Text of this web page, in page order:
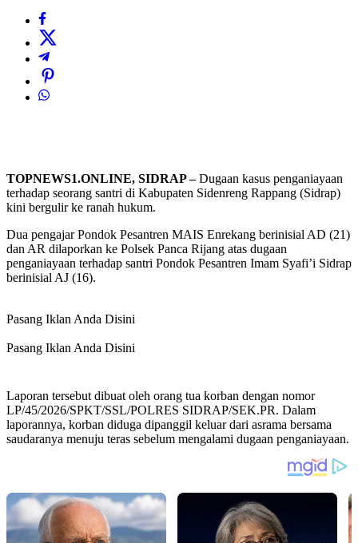
TOPNEWS1.ONLINE, SIDRAP –Dugaan kasus penganiayaan
terhadap seorang santri di Kabupaten Sidenreng Rappang (Sidrap)
kini bergulir ke ranah hukum.
Dua pengajar Pondok Pesantren MAIS Enrekang berinisial AD (21)
dan AR dilaporkan ke Polsek Panca Rijang atas dugaan
penganiayaan terhadap santri Pondok Pesantren Imam Syafi’i Sidrap
berinisial AJ (16).
Pasang Iklan Anda Disini
Pasang Iklan Anda Disini
Laporan tersebut dibuat oleh orang tua korban dengan nomor
LP/45/2026/SPKT/SSL/POLRES SIDRAP/SEK.PR. Dalam
laporannya, korban diduga dipanggil keluar dari asrama bersama
saudaranya menuju teras sebelum mengalami dugaan penganiayaan.